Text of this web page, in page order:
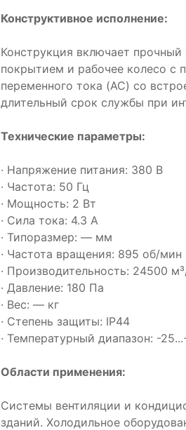
Конструктивное исполнение:
Конструкция включает
покрытием и рабочее колесо с
переменного тока (AC) со
длительный срок службы при
Технические параметры:
· Напряжение питания: 380 В
· Частота: 50 Гц
· Мощность: 2 Вт
· Сила тока: 4.3 А
· Типоразмер: — мм
· Частота вращения: 895 об/мин
· Производительность: 24500
· Давление: 180 Па
· Вес: — кг
· Степень защиты: IP44
· Температурный диапазон: -
Области применения:
Системы вентиляции и
зданий. Холодильное